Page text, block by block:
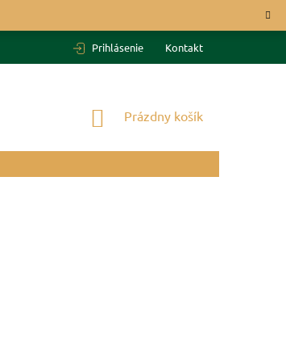
Prihlásenie Kontakt
NÁKUPNÝ
Prázdny košík